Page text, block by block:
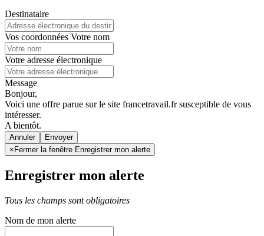
Destinataire
Vos coordonnées Votre nom
Votre adresse électronique
Message
Bonjour,
Voici une offre parue sur le site francetravail.fr susceptible de vous
intéresser.
A bientôt.
Annuler
× Fermer la fenêtre Enregistrer mon alerte
Enregistrer mon alerte
Tous les champs sont obligatoires
Nom de mon alerte